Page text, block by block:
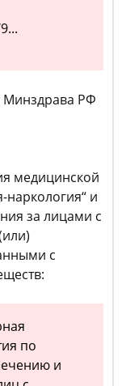
Минздрава РФ
медицинской
и
за лицами с
с
по
и